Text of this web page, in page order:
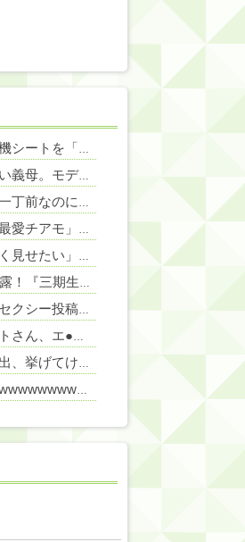
コインランドリーで私物の乾燥機シートを「ご自由にどうぞだろw」と勝手に盗もうとしたDQN夫婦！注意したら「は？名前かいてないんですけど」と逆ギレ
「隣に早く家建てろ」とうるさい義母。モデルハウス巡りを報告したら「草刈り誰がするのw」と煽ってきたので…旦那が放った「一言」に義母オロオロｗｗ←嫌味を逆手にとった神対応すぎる
「やりますよ！」と返事だけは一丁前なのに全く動かない職場の無能、催促しても放置→引き取ろうとすると「申し訳ないからやる」と拒否…やる気ないなら引き受けるなよ・・・
【ボンバーガール】KONAMI「最愛チアモ」プライズフィギュア【彩色原型公開】
影山優佳「胸はできるだけ大きく見せたい」NEW!
【日向坂46】まさかの楽曲も披露！『三期生LIVE』愛知公演のレポがこちら
【画像】本田望結、久しぶりにセクシー投稿！やっぱり胸デカかった！
【画像】ティファ・ロックハートさん、エ●すぎるｗｗｗ
【速報】中村麗乃ちゃんの思い出、挙げてけwwwwwwwwwww
【朗報】増田三莉音さんの生足wwwwwwwwwwww
乃木坂46『オリコン上半期SG1位獲得!!』←もうこれ今が全盛期だろwwwwww